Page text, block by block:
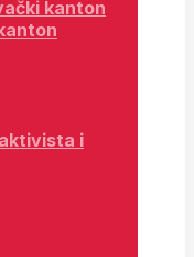
kanton
i